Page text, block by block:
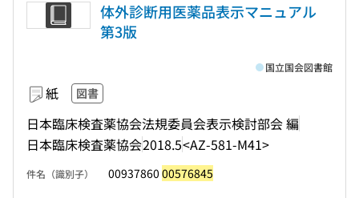
体外診断用医薬品表示マニュアル
第3版
紙 図書
日本臨床検査薬協会法規委員会表示検討部会 編
日本臨床検査薬協会2018.5<AZ-581-M41>
国立国会図書館
件名（識別子） 00937860 00576845